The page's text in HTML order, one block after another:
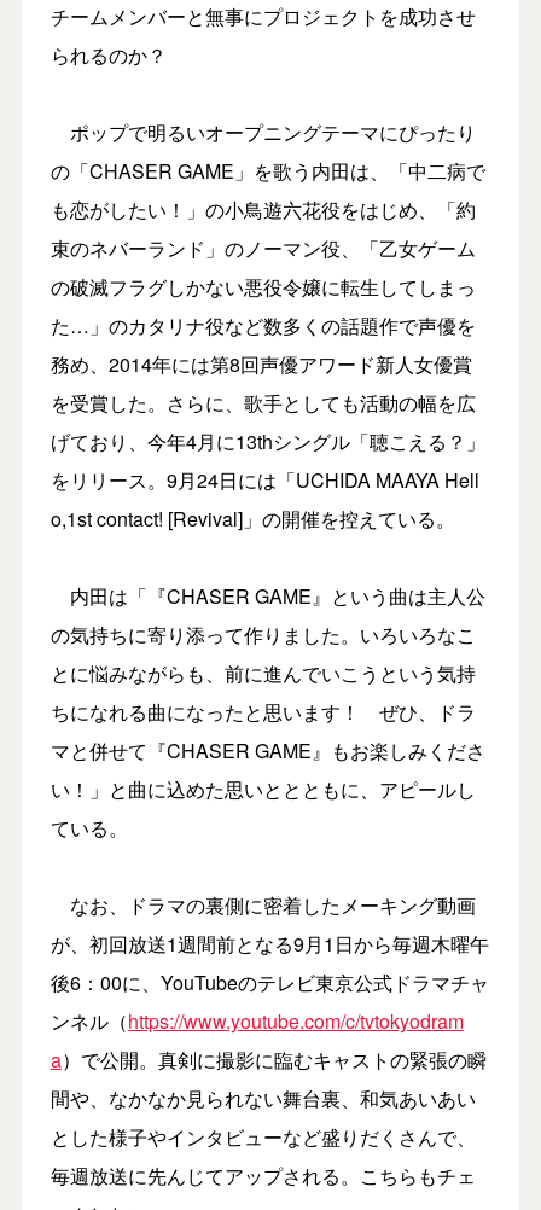
チームメンバーと無事にプロジェクトを成功させ
られるのか？
ポップで明るいオープニングテーマにぴったり
の「CHASER GAME」を歌う内田は、「中二病で
も恋がしたい！」の小鳥遊六花役をはじめ、「約
束のネバーランド」のノーマン役、「乙女ゲーム
の破滅フラグしかない悪役令嬢に転生してしまっ
た…」のカタリナ役など数多くの話題作で声優を
務め、2014年には第8回声優アワード新人女優賞
を受賞した。さらに、歌手としても活動の幅を広
げており、今年4月に13thシングル「聴こえる？」
をリリース。9月24日には「UCHIDA MAAYA Hell
o,1st contact! [Revival]」の開催を控えている。
内田は「『CHASER GAME』という曲は主人公
の気持ちに寄り添って作りました。いろいろなこ
とに悩みながらも、前に進んでいこうという気持
ちになれる曲になったと思います！ ぜひ、ドラ
マと併せて『CHASER GAME』もお楽しみくださ
い！」と曲に込めた思いととともに、アピールし
ている。
なお、ドラマの裏側に密着したメーキング動画
が、初回放送1週間前となる9月1日から毎週木曜午
後6：00に、YouTubeのテレビ東京公式ドラマチャ
ンネル（https://www.youtube.com/c/tvtokyodram
a）で公開。真剣に撮影に臨むキャストの緊張の瞬
間や、なかなか見られない舞台裏、和気あいあい
とした様子やインタビューなど盛りだくさんで、
毎週放送に先んじてアップされる。こちらもチェ